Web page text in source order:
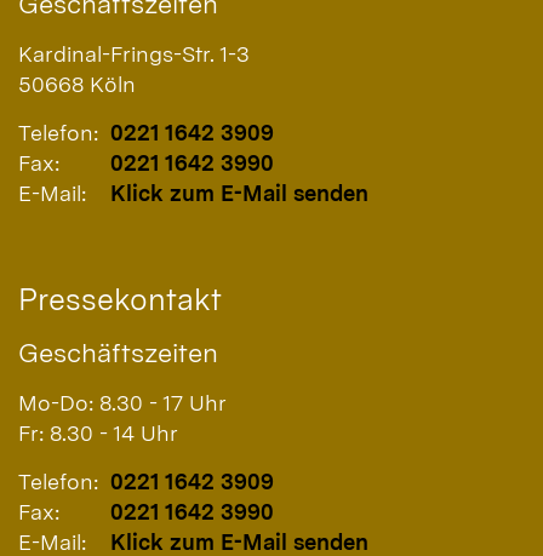
Kardinal-Frings-Str. 1-3
50668 Köln
Telefon: 0221 1642 3909
Fax:
0221 1642 3990
E-Mail:
Klick zum E-Mail senden
Pressekontakt
Geschäftszeiten
Mo-Do: 8.30 - 17 Uhr
Fr: 8.30 - 14 Uhr
Telefon: 0221 1642 3909
Fax:
0221 1642 3990
E-Mail:
Klick zum E-Mail senden